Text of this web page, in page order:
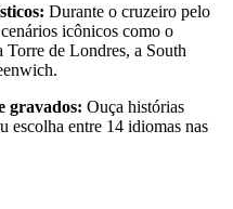
Durante o cruzeiro pelo
icônicos como o
de Londres, a South
gravados: Ouça histórias
escolha entre 14 idiomas nas